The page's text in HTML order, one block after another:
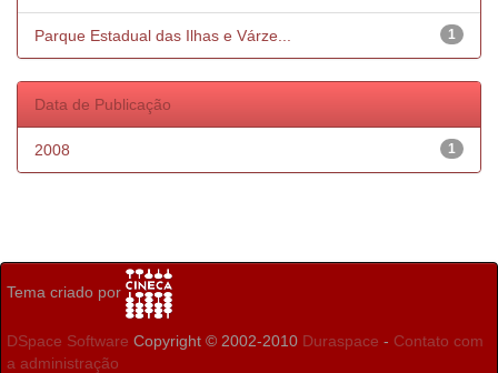
1
Parque Estadual das Ilhas e Várze...
Data de Publicação
1
2008
Tema criado por
DSpace Software Copyright © 2002-2010 Duraspace - Contato com
a administração